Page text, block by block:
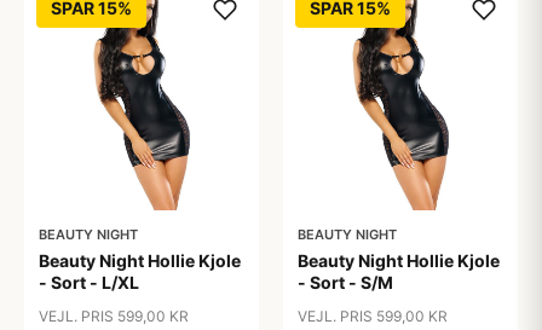
SPAR 15%
BEAUTY NIGHT
Beauty Night Hollie Kjole
- Sort - L/XL
VEJL. PRIS 599,00 KR
SPAR 15%
BEAUTY NIGHT
Beauty Night Hollie Kjole
- Sort - S/M
VEJL. PRIS 599,00 KR